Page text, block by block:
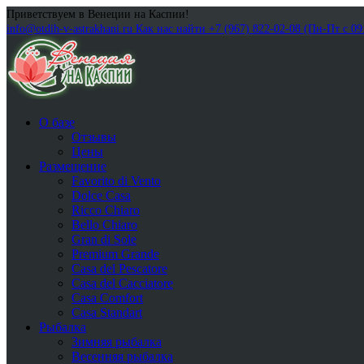
Приветствуем в Венеции на Каспии!
info@otdih-v-astrakhani.ru Как нас найти +7 (967) 822-02-08 (Пн-Пт с
О базе
Отзывы
Цены
Размещение
Favorito di Vento
Dolce Casa
Ricco Chiaro
Bello Chiaro
Gran di Sole
Premium Grande
Casa del Pescatore
Casa del Cacсiatore
Casa Comfort
Casa Standart
Рыбалка
Зимняя рыбалка
Весенняя рыбалка